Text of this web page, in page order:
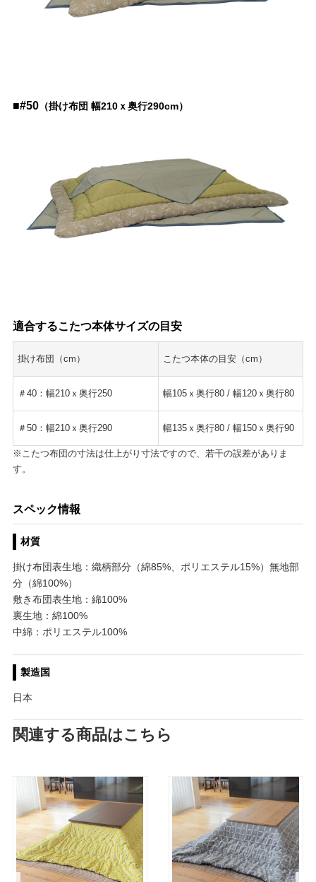
■#50（掛け布団 幅210ｘ奥行290cm）
適合するこたつ本体サイズの目安
掛け布団（cm） こたつ本体の目安（cm）
＃40：幅210ｘ奥行250 幅105ｘ奥行80 / 幅120ｘ奥行80
＃50：幅210ｘ奥行290 幅135ｘ奥行80 / 幅150ｘ奥行90
※こたつ布団の寸法は仕上がり寸法ですので、若干の誤差がありま
す。
スペック情報
材質
掛け布団表生地：織柄部分（綿85%、ポリエステル15%）無地部
分（綿100%）
敷き布団表生地：綿100%
裏生地：綿100%
中綿：ポリエステル100%
製造国
日本
関連する商品はこちら